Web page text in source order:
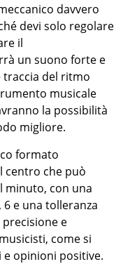
davvero
devi solo regolare
il
un suono forte e
traccia del ritmo
musicale
la possibilità
migliore.
formato
centro che può
minuto, con una
6 e una tolleranza
precisione e
come si
opinioni positive.